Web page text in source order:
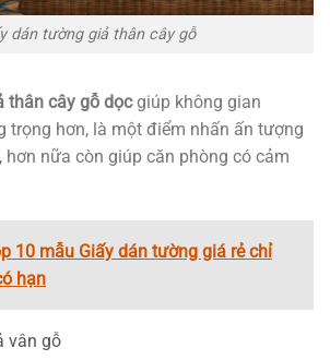
dán tường giả thân cây gỗ
thân cây gỗ dọcgiúp không gian
trọng hơn, là một điểm nhấn ấn tượng
nữa còn giúp căn phòng có cảm
10 mẫu Giấy dán tường giá rẻ chỉ
hạn
vân gỗ